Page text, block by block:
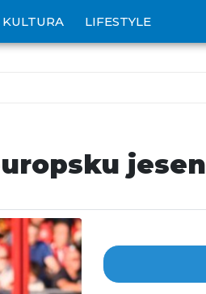
KULTURA LIFESTYLE
jesen